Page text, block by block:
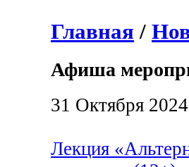
Главная /
Афиша
31 Октября 2024
Лекция